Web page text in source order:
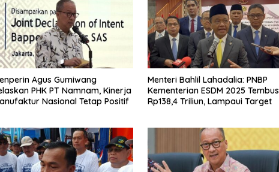
Agus Gumiwang
PHK PT Namnam, Kinerja
Nasional Tetap Positif
Menteri Bahlil Lahadalia: PNBP
Kementerian ESDM 2025 Tembus
Rp138,4 Triliun, Lampaui Target